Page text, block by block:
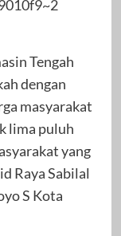
Tengah
dengan
masyarakat
lima puluh
yang
Raya Sabilal
S Kota